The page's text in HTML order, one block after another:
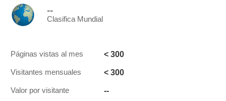
--
Clasifica Mundial
Páginas vistas al mes < 300
Visitantes mensuales < 300
Valor por visitante --